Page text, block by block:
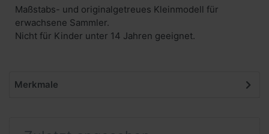
Maßstabs- und originalgetreues Kleinmodell für
erwachsene Sammler.
Nicht für Kinder unter 14 Jahren geeignet.
Merkmale